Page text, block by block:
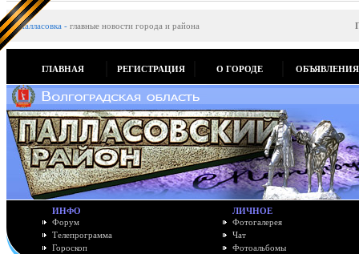
Палласовка - главные новости города и района
ГЛАВНАЯ РЕГИСТРАЦИЯ О ГОРОДЕ ОБЪЯВЛЕНИЯ
ИНФО
Форум
Телепрограмма
Гороскоп
ЛИЧНОЕ
Фотогалерея
Чат
Фотоальбомы